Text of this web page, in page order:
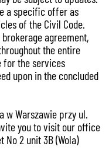
a specific offer as
of the Civil Code.
agreement,
the entire
for the services
upon in the concluded
w Warszawie przy ul.
you to visit our office
2 unit 3B (Wola)